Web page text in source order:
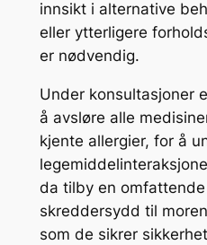
innsikt i alternative
eller ytterligere
er nødvendig.
Under konsultasjoner
å avsløre alle
kjente allergier, for å
da tilby en
skreddersydd til
som de sikrer